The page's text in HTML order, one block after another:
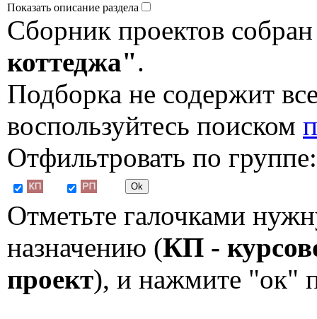
Показать описание раздела
Сборник проектов
коттеджа".
Подборка не содержит
воспользуйтесь поиском
Отфильтровать по группе:
Отметьте галочками
назначению (КП -
проект), и нажмите "ок"